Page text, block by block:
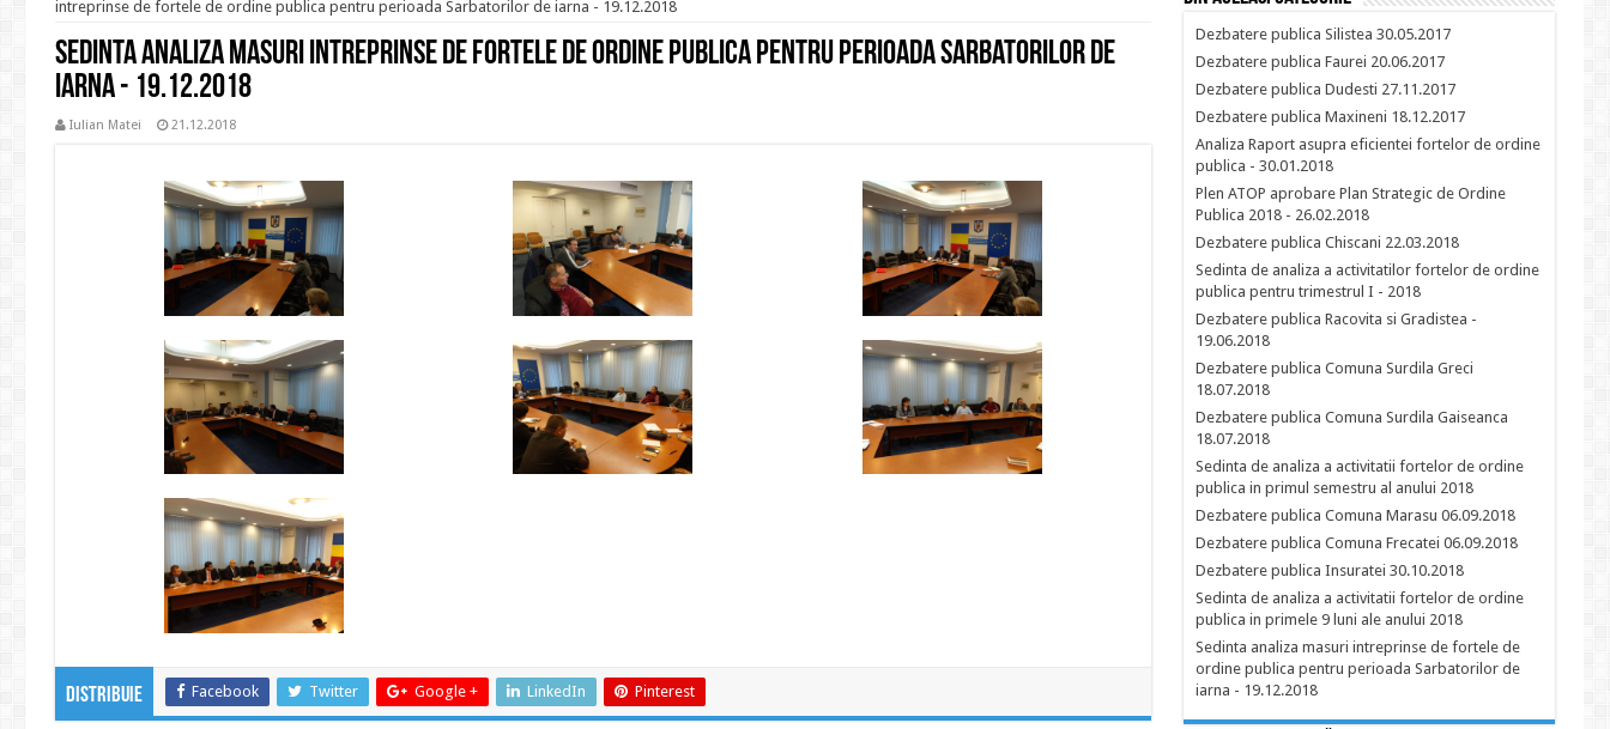
intreprinse de fortele de ordine publica pentru perioada Sarbatorilor de iarna - 19.12.2018
Sedinta analiza masuri intreprinse de fortele de ordine publica pentru perioada Sarbatorilor de
iarna - 19.12.2018
Iulian Matei 21.12.2018
Distribuie Facebook Twitter Google + LinkedIn Pinterest
Dezbatere publica Silistea 30.05.2017
Dezbatere publica Faurei 20.06.2017
Dezbatere publica Dudesti 27.11.2017
Dezbatere publica Maxineni 18.12.2017
Analiza Raport asupra eficientei fortelor de ordine
publica - 30.01.2018
Plen ATOP aprobare Plan Strategic de Ordine
Publica 2018 - 26.02.2018
Dezbatere publica Chiscani 22.03.2018
Sedinta de analiza a activitatilor fortelor de ordine
publica pentru trimestrul I - 2018
Dezbatere publica Racovita si Gradistea -
19.06.2018
Dezbatere publica Comuna Surdila Greci
18.07.2018
Dezbatere publica Comuna Surdila Gaiseanca
18.07.2018
Sedinta de analiza a activitatii fortelor de ordine
publica in primul semestru al anului 2018
Dezbatere publica Comuna Marasu 06.09.2018
Dezbatere publica Comuna Frecatei 06.09.2018
Dezbatere publica Insuratei 30.10.2018
Sedinta de analiza a activitatii fortelor de ordine
publica in primele 9 luni ale anului 2018
Sedinta analiza masuri intreprinse de fortele de
ordine publica pentru perioada Sarbatorilor de
iarna - 19.12.2018